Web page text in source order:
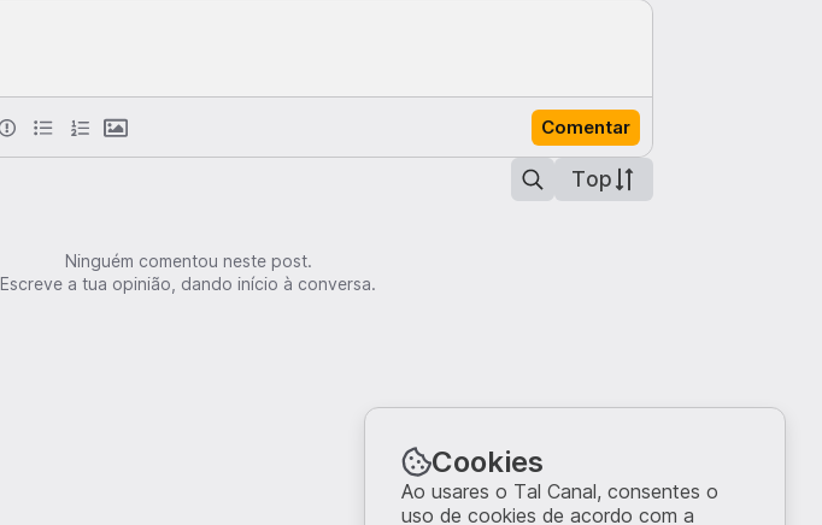
Comentar
Top
Ninguém comentou neste post.
Escreve a tua opinião, dando início à conversa.
Cookies
Ao usares o Tal Canal, consentes o
uso de cookies de acordo com a